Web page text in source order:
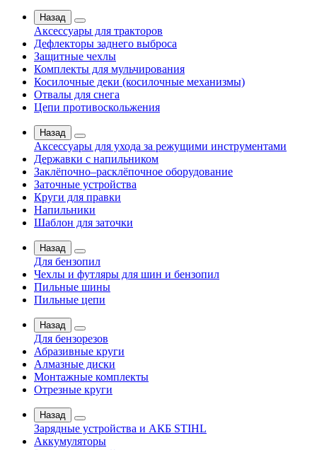
Назад
Аксессуары для тракторов
Дефлекторы заднего выброса
Защитные чехлы
Комплекты для мульчирования
Косилочные деки (косилочные механизмы)
Отвалы для снега
Цепи противоскольжения
Назад
Аксессуары для ухода за режущими инструментами
Державки с напильником
Заклёпочно–расклёпочное оборудование
Заточные устройства
Круги для правки
Напильники
Шаблон для заточки
Назад
Для бензопил
Чехлы и футляры для шин и бензопил
Пильные шины
Пильные цепи
Назад
Для бензорезов
Абразивные круги
Алмазные диски
Монтажные комплекты
Отрезные круги
Назад
Зарядные устройства и АКБ STIHL
Аккумуляторы